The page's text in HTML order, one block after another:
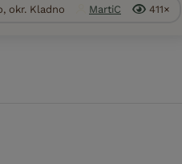
okr. Kladno MartiC 411×